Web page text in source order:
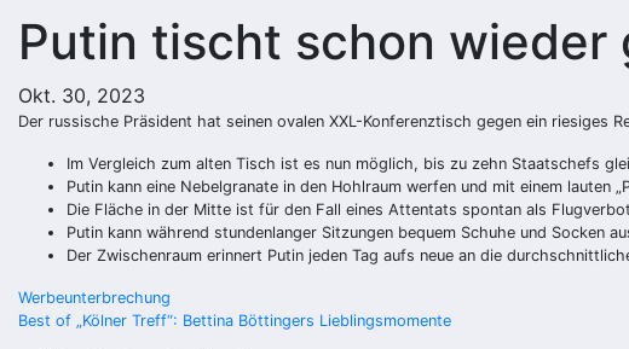
Putin tischt schon wieder
Okt. 30, 2023
Der russische Präsident hat seinen ovalen XXL-Konferenztisch gegen ein riesiges
Im Vergleich zum alten Tisch ist es nun möglich, bis zu zehn Staatschefs
Putin kann eine Nebelgranate in den Hohlraum werfen und mit einem lauten
Die Fläche in der Mitte ist für den Fall eines Attentats spontan als
Putin kann während stundenlanger Sitzungen bequem Schuhe und Socken
Der Zwischenraum erinnert Putin jeden Tag aufs neue an die
Beitragsnavigation
Werbeunterbrechung
Best of „Kölner Treff“: Bettina Böttingers Lieblingsmomente